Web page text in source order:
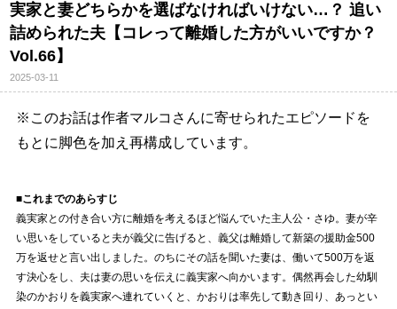
実家と妻どちらかを選ばなければいけない…？ 追い
詰められた夫【コレって離婚した方がいいですか？
Vol.66】
2025-03-11
※このお話は作者マルコさんに寄せられたエピソードを
もとに脚色を加え再構成しています。
■これまでのあらすじ
義実家との付き合い方に離婚を考えるほど悩んでいた主人公・さゆ。妻が辛
い思いをしていると夫が義父に告げると、義父は離婚して新築の援助金500
万を返せと言い出しました。のちにその話を聞いた妻は、働いて500万を返
す決心をし、夫は妻の思いを伝えに義実家へ向かいます。偶然再会した幼馴
染のかおりを義実家へ連れていくと、かおりは率先して動き回り、あっとい